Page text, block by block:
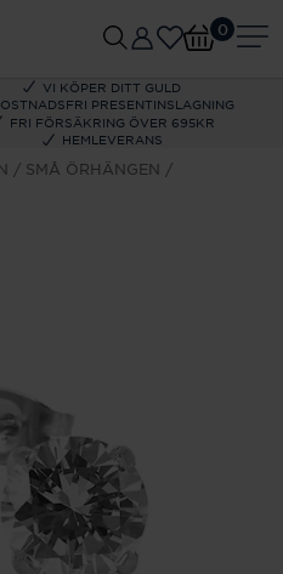
VI KÖPER DITT GULD
PRESENTINSLAGNING
FRI FÖRSÄKRING ÖVER 695KR
HEMLEVERANS
0
SMÅ ÖRHÄNGEN